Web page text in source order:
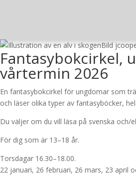
Bild
Fantasybokcirkel,
vårtermin 2026
En fantasybokcirkel för ungdomar som
och läser olika typer av fantasyböcker,
Du väljer om du vill läsa på svenska och/
För dig som är 13–18 år.
Torsdagar 16.30–18.00.
22 januari, 26 februari, 26 mars, 23 april